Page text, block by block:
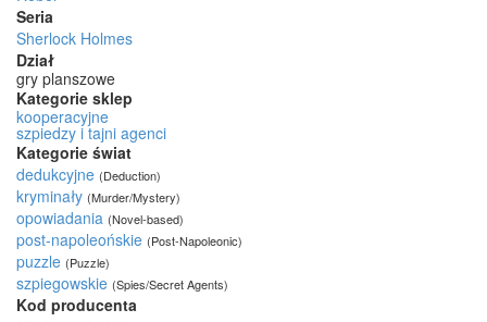
Seria
Sherlock Holmes
Dział
gry planszowe
Kategorie sklep
kooperacyjne
szpiedzy i tajni agenci
Kategorie świat
dedukcyjne (Deduction)
kryminały (Murder/Mystery)
opowiadania (Novel-based)
post-napoleońskie (Post-Napoleonic)
puzzle (Puzzle)
szpiegowskie (Spies/Secret Agents)
Kod producenta